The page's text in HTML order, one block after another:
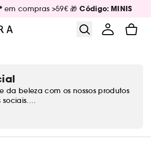
principal
em compras >59€ 🎁Código: MINIS
da beleza com os nossos produtos
sociais.